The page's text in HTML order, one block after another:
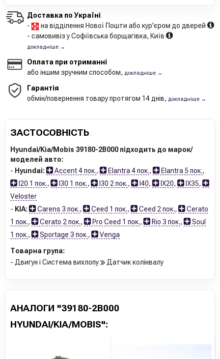
Доставка по Україні
-
на відділення Нової Пошти або кур'єром до дверей
- самовивіз у Софіївська борщагівка, Київ
докладніше →
Оплата при отриманні
або іншим зручним способом, докладніше →
Гарантія
обмін/повернення товару протягом 14 днів, докладніше →
ЗАСТОСОВНІСТЬ
Hyundai/Kia/Mobis 39180-2B000 підходить до марок/
моделей авто:
- Hyundai: Accent 4 пок., Elantra 4 пок., Elantra 5 пок.,
I20 1 пок., I30 1 пок., I30 2 пок., I40, IX20, IX35,
Veloster
- KIA: Carens 3 пок., Ceed 1 пок., Ceed 2 пок.,
Cerato
1 пок., Cerato 2 пок., Pro Ceed 1 пок., Rio 3 пок.,
Soul
1 пок., Sportage 3 пок., Venga
Товарна група:
- Двигун і Система вихлопу
Датчик колінвалу
АНАЛОГИ "39180-2B000
HYUNDAI/KIA/MOBIS":